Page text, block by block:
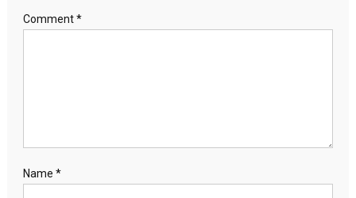
Comment*
Name *